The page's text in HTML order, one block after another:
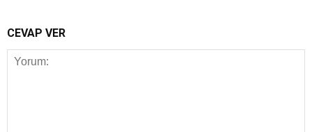
CEVAP VER